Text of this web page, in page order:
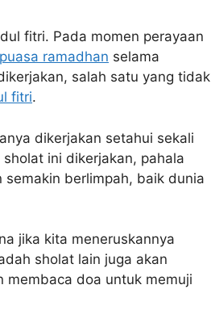
fitri. Pada momen perayaan
puasa ramadhan selama
salah satu yang tidak
fitri.
dikerjakan setahui sekali
ini dikerjakan, pahala
berlimpah, baik dunia
jika kita meneruskannya
sholat lain juga akan
membaca doa untuk memuji